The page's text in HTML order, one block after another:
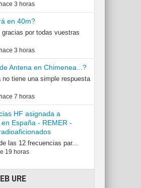
hace 3 horas
en 40m?
por todas vuestras
hace 3 horas
Antena en Chimenea...?
no tiene una simple respuesta
hace 7 horas
HF asignada a
España - REMER -
las 12 frecuencias par...
19 horas
URE